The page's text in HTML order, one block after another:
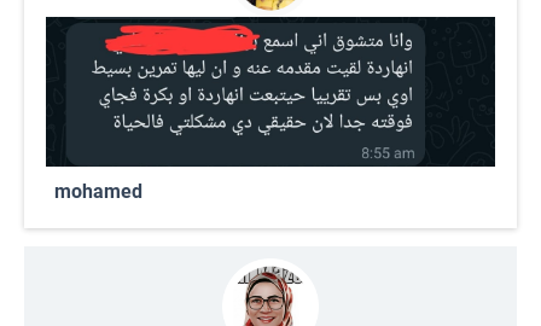
mohamed